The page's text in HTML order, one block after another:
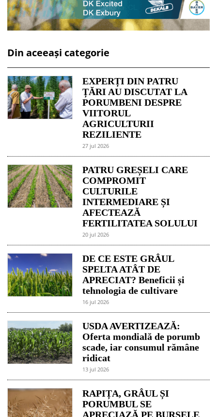
Din aceeași categorie
EXPERȚI DIN PATRU
ȚĂRI AU DISCUTAT LA
PORUMBENI DESPRE
VIITORUL
AGRICULTURII
REZILIENTE
27 jul 2026
PATRU GREȘELI CARE
COMPROMIT
CULTURILE
INTERMEDIARE ȘI
AFECTEAZĂ
FERTILITATEA SOLULUI
20 jul 2026
DE CE ESTE GRÂUL
SPELTA ATÂT DE
APRECIAT? Beneficii și
tehnologia de cultivare
16 jul 2026
USDA AVERTIZEAZĂ:
Oferta mondială de porumb
scade, iar consumul rămâne
ridicat
13 jul 2026
RAPIȚA, GRÂUL ȘI
PORUMBUL SE
APRECIAZĂ PE BURSELE